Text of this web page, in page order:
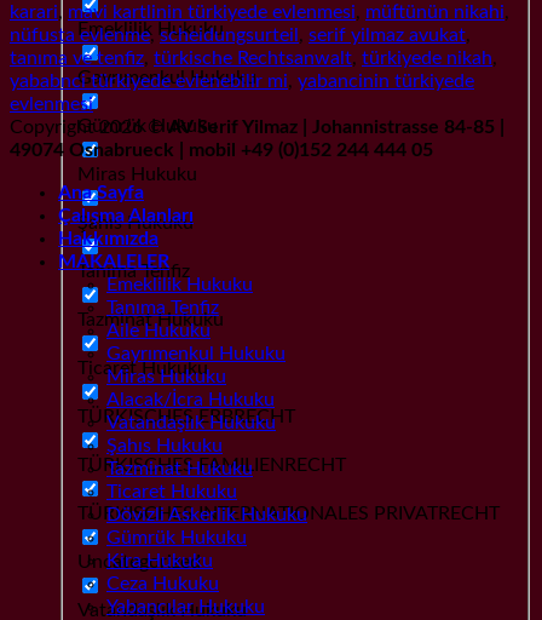
Emeklilik Hukuku
Gayrımenkul Hukuku
Gümrük Hukuku
Miras Hukuku
Şahıs Hukuku
Tanıma Tenfiz
Tazminat Hukuku
Ticaret Hukuku
TÜRKISCHES ERBRECHT
TÜRKISCHES FAMILIENRECHT
TÜRKISCHES INTERNATIONALES PRIVATRECHT
Uncategorized
Vatandaşlık Hukuku
karari, mavi kartlinin türkiyede evlenmesi, müftünün nikahi,
nüfusta evlenme,scheidungsurteil , serif yilmaz avukat,
tanıma ve tenfiz, türkische Rechtsanwalt, türkiyede nikah,
yababnci türkiyede evlenebilir mi, yabancinin türkiyede
evlenmesi
Copyright 2026 ©AV Serif Yilmaz | Johannistrasse 84-85 |
49074 Osnabrueck | mobil +49 (0)152 244 444 05
Ana Sayfa
Çalışma Alanları
Hakkımızda
MAKALELER
Emeklilik Hukuku
Tanıma Tenfiz
Aile Hukuku
Gayrımenkul Hukuku
Miras Hukuku
Alacak/İcra Hukuku
Vatandaşlık Hukuku
Şahıs Hukuku
Tazminat Hukuku
Ticaret Hukuku
Dövizli Askerlik Hukuku
Gümrük Hukuku
Kira Hukuku
Ceza Hukuku
Yabancılar Hukuku